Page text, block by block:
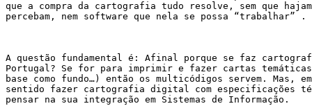
que a compra da cartografia tudo resolve, sem que
percebam, nem software que nela se possa “trabalhar” .
A questão fundamental é: Afinal porque se faz
Portugal? Se for para imprimir e fazer cartas temáticas
base como fundo…) então os multicódigos servem. Mas,
sentido fazer cartografia digital com especificações
pensar na sua integração em Sistemas de Informação.